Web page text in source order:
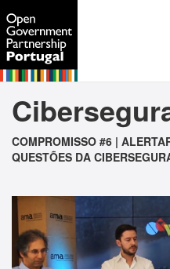
COMPROMISSO #6 |
QUESTÕES DA